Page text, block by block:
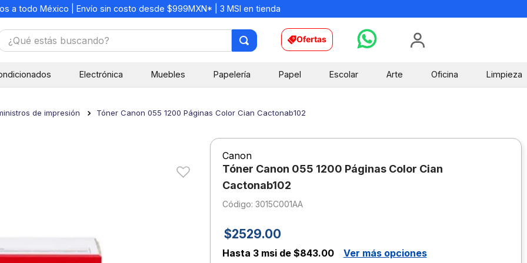
a todo México | Envío sin costo desde $999MXN* | 3 MSI en tienda
estás buscando? Ofertas
Electrónica Muebles Papelería Papel Escolar Arte Oficina Limpieza
de impresión Tóner Canon 055 1200 Páginas Color Cian Cactonab102
Canon
Tóner Canon 055 1200 Páginas Color Cian
Cactonab102
: 3015C001AA
$2529.00
Hasta 3 msi de $843.00
Ver más opciones